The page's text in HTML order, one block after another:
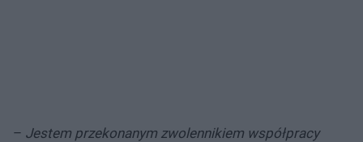
– Jestem przekonanym zwolennikiem współpracy